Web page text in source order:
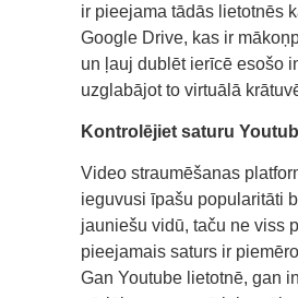
ir pieejama tādās lietotnēs
Google Drive, kas ir
un ļauj dublēt ierīcē esošo
uzglabājot to virtuālā
Kontrolējiet saturu
Video straumēšanas
ieguvusi īpašu popularitāti
jauniešu vidū, taču ne viss
pieejamais saturs ir
Gan Youtube lietotnē, gan